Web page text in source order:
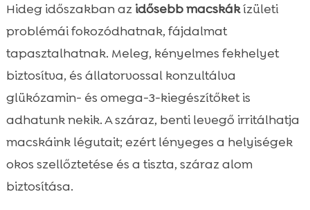
Hideg időszakban az idősebb macskákízületi
problémái fokozódhatnak, fájdalmat
tapasztalhatnak. Meleg, kényelmes fekhelyet
biztosítva, és állatorvossal konzultálva
glükózamin- és omega-3-kiegészítőket is
adhatunk nekik. A száraz, benti levegő irritálhatja
macskáink légutait; ezért lényeges a helyiségek
okos szellőztetése és a tiszta, száraz alom
biztosítása.